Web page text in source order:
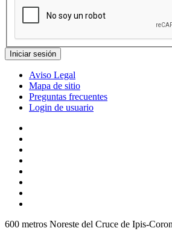
Aviso Legal
Mapa de sitio
Preguntas frecuentes
Login de usuario
600 metros Noreste del Cruce de Ipis-